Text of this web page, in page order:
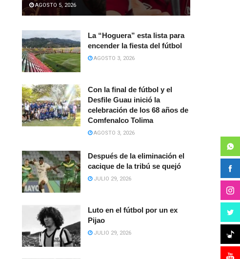
AGOSTO 5, 2026
La “Hoguera” esta lista para
encender la fiesta del fútbol
AGOSTO 3, 2026
Con la final de fútbol y el
Desfile Guau inició la
celebración de los 68 años de
Comfenalco Tolima
AGOSTO 3, 2026
Después de la eliminación el
cacique de la tribú se quejó
JULIO 29, 2026
Luto en el fútbol por un ex
Pijao
JULIO 29, 2026